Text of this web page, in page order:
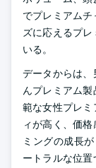
でプレミアム
ズに応えるプ
いる。
データからは
んプレミアム
範な女性プレ
ィが高く、価
ミングの成長
ートラルな位置